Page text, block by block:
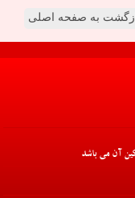
به صفحه اصلی